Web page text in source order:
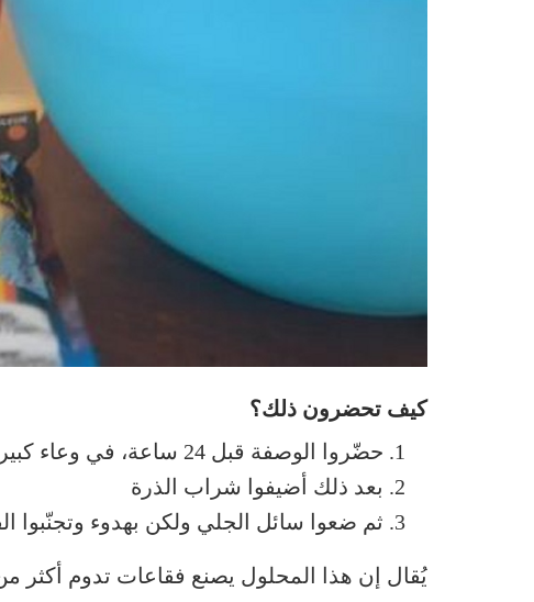
كيف تحضرون ذلك؟
حضّروا الوصفة قبل 24 ساعة، في وعاء كبير ضعوا الماء
بعد ذلك أضيفوا شراب الذرة
ثم ضعوا سائل الجلي ولكن بهدوء وتجنّبوا
يُقال إن هذا المحلول يصنع فقاعات تدوم أكثر من